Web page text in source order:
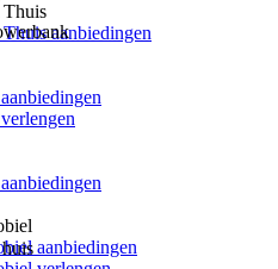
Thuis
aanbiedingen
aanbiedingen